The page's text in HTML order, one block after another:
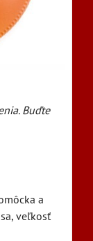
Buďte
a
veľkosť